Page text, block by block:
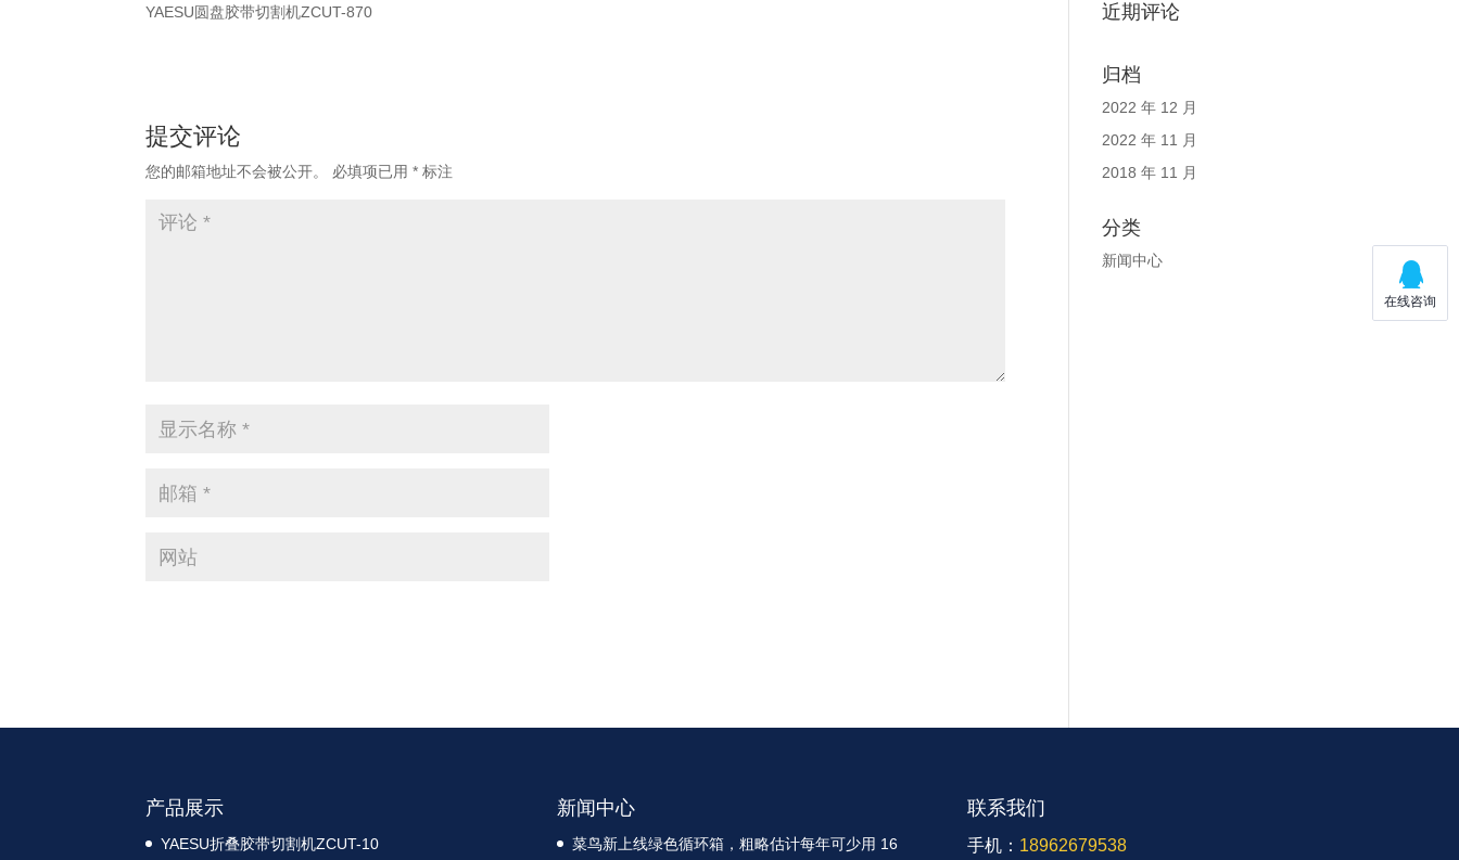
YAESU圆盘胶带切割机ZCUT-870
提交评论
您的邮箱地址不会被公开。 必填项已用* 标注
近期评论
归档
2022 年 12 月
2022 年 11 月
2018 年 11 月
分类
新闻中心
产品展示
YAESU折叠胶带切割机ZCUT-10
新闻中心
菜鸟新上线绿色循环箱，粗略估计每年可少用 16
联系我们
手机： 18962679538